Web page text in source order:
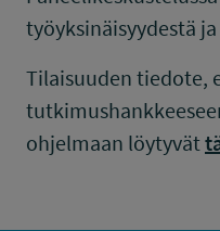
työyksinäisyydestä
Tilaisuuden tiedote,
ohjelmaan löytyvät